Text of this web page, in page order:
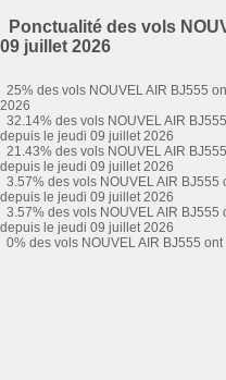
Ponctualité des vols
09 juillet 2026
25% des vols NOUVEL AIR BJ555
2026
32.14% des vols NOUVEL AIR
depuis le jeudi 09 juillet 2026
21.43% des vols NOUVEL AIR
depuis le jeudi 09 juillet 2026
3.57% des vols NOUVEL AIR
depuis le jeudi 09 juillet 2026
3.57% des vols NOUVEL AIR
depuis le jeudi 09 juillet 2026
0% des vols NOUVEL AIR BJ555